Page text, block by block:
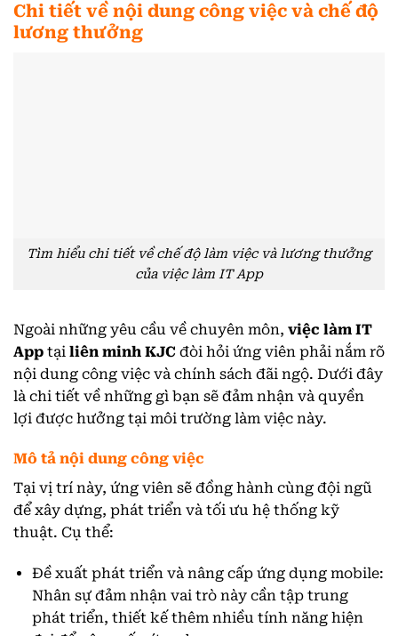
Chi tiết về nội dung công việc và chế độ
lương thưởng
Tìm hiểu chi tiết về chế độ làm việc và lương thưởng
của việc làm IT App
Ngoài những yêu cầu về chuyên môn, việc làm IT
App tại liên minh KJC đòi hỏi ứng viên phải nắm rõ
nội dung công việc và chính sách đãi ngộ. Dưới đây
là chi tiết về những gì bạn sẽ đảm nhận và quyền
lợi được hưởng tại môi trường làm việc này.
Mô tả nội dung công việc
Tại vị trí này, ứng viên sẽ đồng hành cùng đội ngũ
để xây dựng, phát triển và tối ưu hệ thống kỹ
thuật. Cụ thể:
Đề xuất phát triển và nâng cấp ứng dụng mobile:
Nhân sự đảm nhận vai trò này cần tập trung
phát triển, thiết kế thêm nhiều tính năng hiện